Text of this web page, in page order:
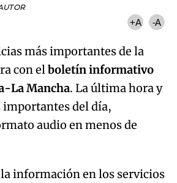
+A -A
más importantes de la
con elboletín informativo
La Mancha. La última hora y
importantes del día,
audio en menos de
información en los servicios